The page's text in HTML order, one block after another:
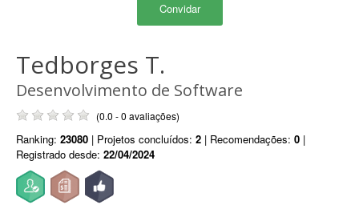
Convidar
Tedborges T.
Desenvolvimento de Software
(0.0 - 0 avaliações)
Ranking: 23080 | Projetos concluídos: 2 | Recomendações: 0 |
Registrado desde: 22/04/2024